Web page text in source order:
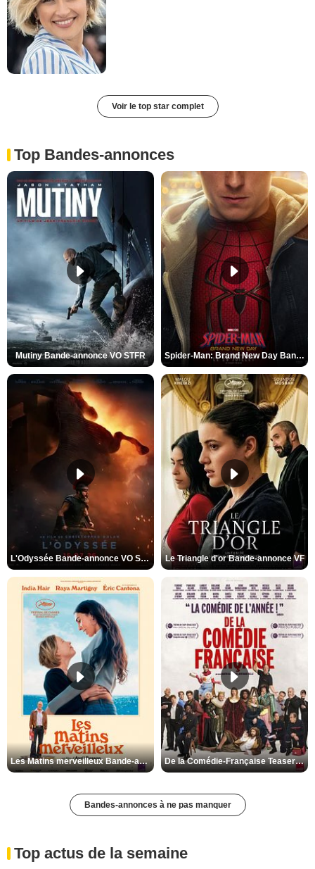
Voir le top star complet
Top Bandes-annonces
Mutiny Bande-annonce VO STFR Spider-Man: Brand New Day Bande-annonce VO STFR
L'Odyssée Bande-annonce VO STFR Le Triangle d'or Bande-annonce VF
Les Matins merveilleux Bande-annonce VF De la Comédie-Française Teaser VF
Bandes-annonces à ne pas manquer
Top actus de la semaine